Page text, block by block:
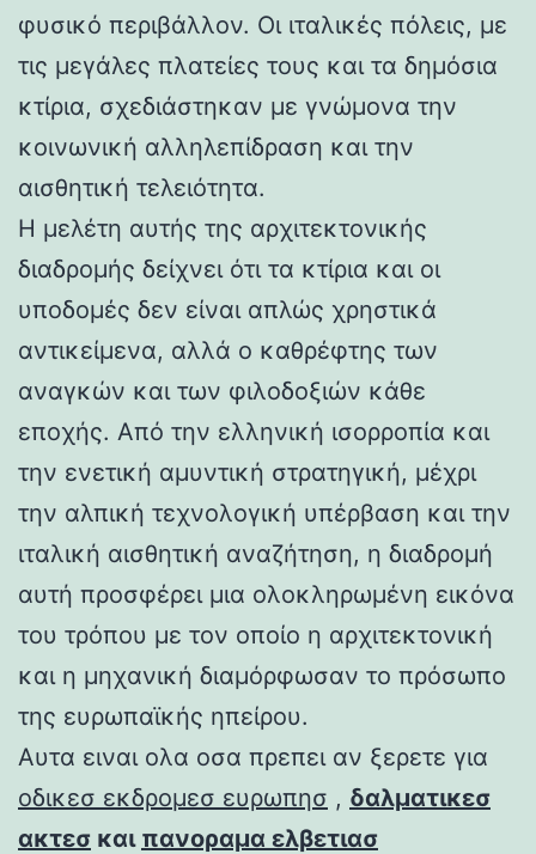
φυσικό περιβάλλον. Οι ιταλικές πόλεις, με
τις μεγάλες πλατείες τους και τα δημόσια
κτίρια, σχεδιάστηκαν με γνώμονα την
κοινωνική αλληλεπίδραση και την
αισθητική τελειότητα.
Η μελέτη αυτής της αρχιτεκτονικής
διαδρομής δείχνει ότι τα κτίρια και οι
υποδομές δεν είναι απλώς χρηστικά
αντικείμενα, αλλά ο καθρέφτης των
αναγκών και των φιλοδοξιών κάθε
εποχής. Από την ελληνική ισορροπία και
την ενετική αμυντική στρατηγική, μέχρι
την αλπική τεχνολογική υπέρβαση και την
ιταλική αισθητική αναζήτηση, η διαδρομή
αυτή προσφέρει μια ολοκληρωμένη εικόνα
του τρόπου με τον οποίο η αρχιτεκτονική
και η μηχανική διαμόρφωσαν το πρόσωπο
της ευρωπαϊκής ηπείρου.
Αυτα ειναι ολα οσα πρεπει αν ξερετε για
οδικεσ εκδρομεσ ευρωπησ , δαλματικεσ
ακτεσ και πανοραμα ελβετιασ